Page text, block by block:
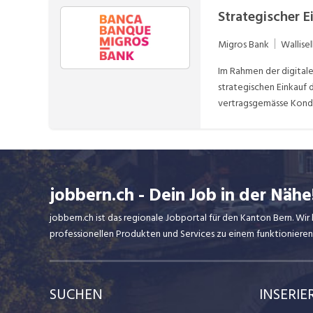
und optimierst End-
Du erstellst und
Abo erstellen
Strategischer
Migros Bank
Im Rahmen der
strategischen Einkauf
vertragsgemässe
Lieferanten. Beratung
/Einzelverträgen.
in enger
rechtlicher und
Compliance) zur
D'Agostino HR
jobbern.ch - Dein Job in der
jobbern.ch ist das regionale Jobportal für den Kanton Bern.
professionellen Produkten und Services zu einem
SUCHEN